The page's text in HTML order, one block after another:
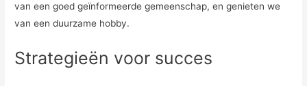
van een goed geïnformeerde gemeenschap, en genieten we
van een duurzame hobby.
Strategieën voor succes